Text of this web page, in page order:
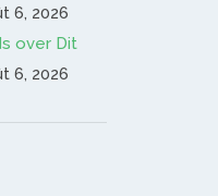
6, 2026
over Dit
6, 2026